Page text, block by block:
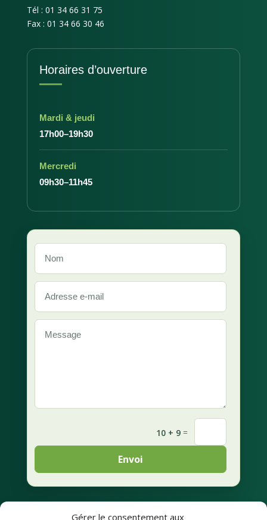
Gérer le consentement aux
Tél : 01 34 66 31 75
Fax : 01 34 66 30 46
Horaires d’ouverture
Mardi & jeudi
17h00–19h30
Mercredi
09h30–11h45
10 + 9 =
Envoi